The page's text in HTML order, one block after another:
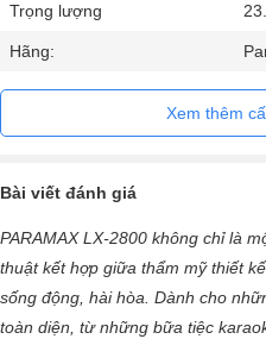
Trọng lượng
Hãng:
Xem thêm
Bài viết đánh giá
PARAMAX LX-2800 không chỉ là
thuật kết hợp giữa thẩm mỹ thiết
sống động, hài hòa. Dành cho
toàn diện, từ những bữa tiệc